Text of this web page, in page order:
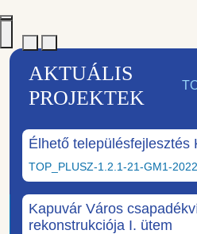
AKTUÁLIS
PROJEKTEK
Élhető településfejlesztés
TOP_PLUSZ-1.2.1-21-GM1-
Kapuvár Város
rekonstrukciója I. ütem